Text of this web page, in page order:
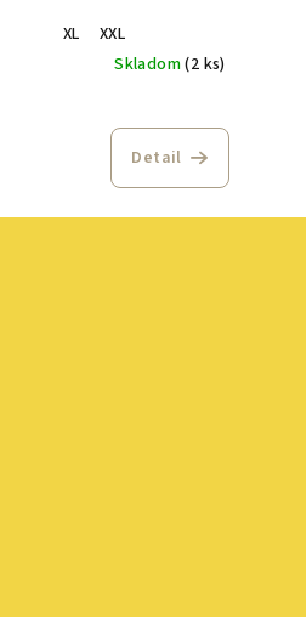
XL
XXL
Skladom(2 ks)
Detail